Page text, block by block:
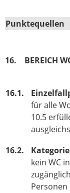
Punktequellen
16. BEREICH
16.1.
für alle
10.5
16.2.
kein WC